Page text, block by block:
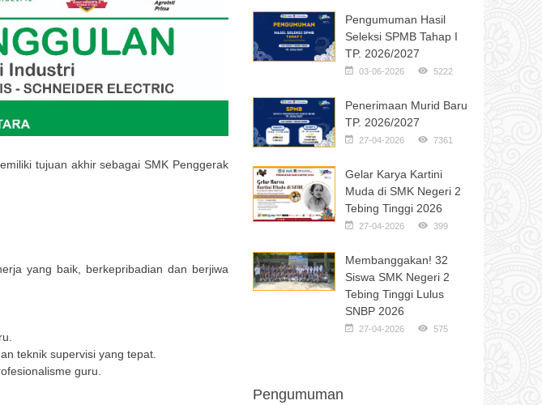
tujuan akhir sebagai SMK Penggerak
yang baik, berkepribadian dan berjiwa
teknik supervisi yang tepat.
guru.
Pengumuman Hasil
Seleksi SPMB Tahap I
TP. 2026/2027
03-06-2026 5222
Penerimaan Murid Baru
TP. 2026/2027
27-04-2026 7361
Gelar Karya Kartini
Muda di SMK Negeri 2
Tebing Tinggi 2026
27-04-2026 399
Membanggakan! 32
Siswa SMK Negeri 2
Tebing Tinggi Lulus
SNBP 2026
27-04-2026 575
Pengumuman